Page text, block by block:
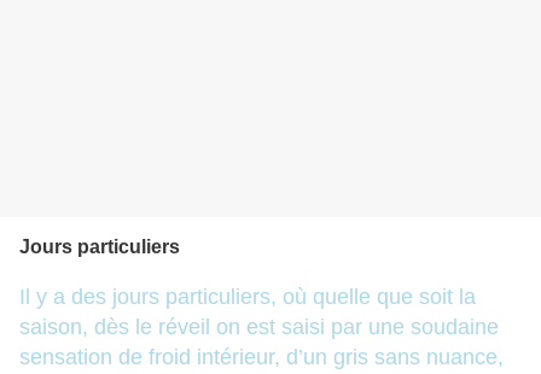
Jours particuliers
Il y a des jours particuliers, où quelle que soit la
saison, dès le réveil on est saisi par une soudaine
sensation de froid intérieur, d’un gris sans nuance,